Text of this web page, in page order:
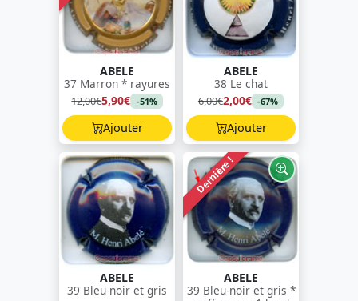
ABELE
37 Marron * rayures
12,00€5,90€ -51%
Ajouter
ABELE
38 Le chat
6,00€2,00€ -67%
Ajouter
ABELE
39 Bleu-noir et gris
Dernière !
ABELE
39 Bleu-noir et gris *